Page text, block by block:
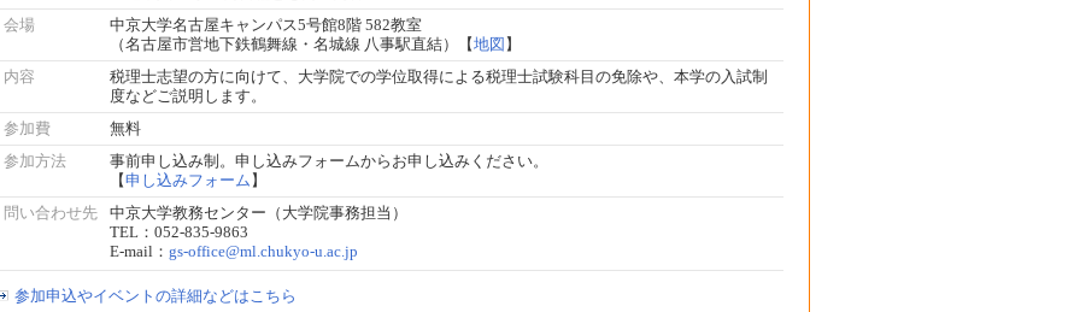
会場
中京大学名古屋キャンパス5号館8階 582教室
（名古屋市営地下鉄鶴舞線・名城線 八事駅直結）【地図 】
内容
税理士志望の方に向けて、大学院での学位取得による税理士試験科目の免除や、本学の入試制
度などご説明します。
参加費
無料
参加方法
事前申し込み制。申し込みフォームからお申し込みください。
【申し込みフォーム 】
問い合わせ先
中京大学教務センター（大学院事務担当）
TEL：052-835-9863
E-mail： gs-office@ml.chukyo-u.ac.jp
参加申込やイベントの詳細などはこちら